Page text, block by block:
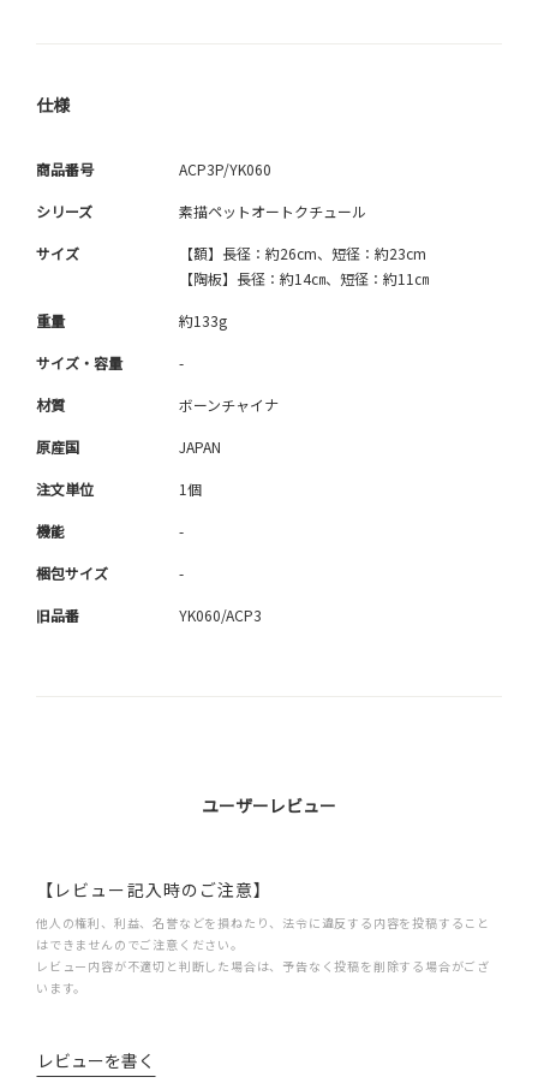
仕様
商品番号 ACP3P/YK060
シリーズ 素描ペットオートクチュール
サイズ
【額】長径：約26cm、短径：約23cm
【陶板】長径：約14㎝、短径：約11㎝
重量 約133g
サイズ・容量 -
材質 ボーンチャイナ
原産国 JAPAN
注文単位 1個
機能 -
梱包サイズ -
旧品番 YK060/ACP3
ユーザーレビュー
【レビュー記入時のご注意】
他人の権利、利益、名誉などを損ねたり、法令に違反する内容を投稿すること
はできませんのでご注意ください。
レビュー内容が不適切と判断した場合は、予告なく投稿を削除する場合がござ
います。
レビューを書く